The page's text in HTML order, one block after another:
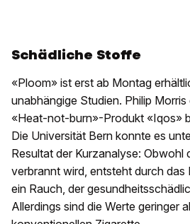
Schädliche Stoffe
«Ploom» ist erst ab Montag
unabhängige Studien. Philip
«Heat-not-burn»-Produkt «Iqos»
Die Universität Bern konnte es
Resultat der Kurzanalyse: Obwohl
verbrannt wird, entsteht durch
ein Rauch, der
Allerdings sind die Werte geringer